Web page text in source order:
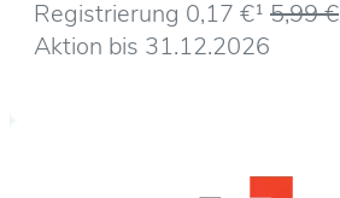
Registrierung 0,17 €¹ 5,99 €
Aktion bis 31.12.2026